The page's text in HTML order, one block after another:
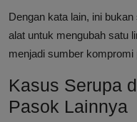
Dengan kata lain, ini
alat untuk mengubah satu
menjadi sumber
Kasus Serupa
Pasok Lainnya